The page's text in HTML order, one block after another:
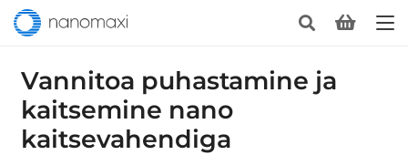
Vannitoa puhastamine ja
kaitsemine nano
kaitsevahendiga